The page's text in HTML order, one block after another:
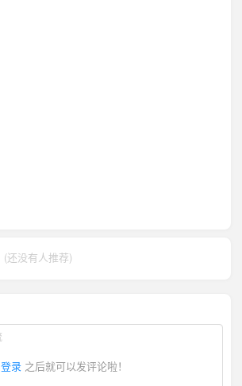
(还没有人推荐)
登录 之后就可以发评论啦！